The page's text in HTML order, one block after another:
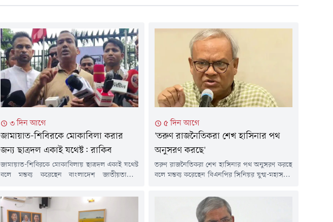
৩ দিন আগে
জামায়াত-শিবিরকে মোকাবিলা করার
জন্য ছাত্রদল একাই যথেষ্ট: রাকিব
জামায়াত-শিবিরকে মোকাবিলায় ছাত্রদল একাই যথেষ্ট
বলে মন্তব্য করেছেন বাংলাদেশ জাতীয়তাবাদী
হুঁশিয়ারি দিয়ে বলেন, শিবির একই ধরনের রাজনীতি
অব্যাহত রাখলে এর পরিণতি ভোগ করতে হবে।বুধবার
(৫ আগস্ট) সকালে জুলাই গণঅভ্যুত্থান স্মৃতি জাদুঘরের
৫ দিন আগে
'তরুণ রাজনৈতিকরা শেখ হাসিনার পথ
অনুসরণ করছে'
তরুণ রাজনৈতিকরা শেখ হাসিনার পথ অনুসরণ করছে
বলে মন্তব্য করেছেন বিএনপির সিনিয়র যুগ্ম-মহাসচিব
(৩ আগস্ট) এক সম্মেলনে তিনি এ কথা বলেন।উপদেষ্টা
রুহুল কবির রিজভী বলেন, আন্দোলনে থাকা তরুণরা
যারা রাজনীতি করছে তারা শেখ হাসিনার পথ